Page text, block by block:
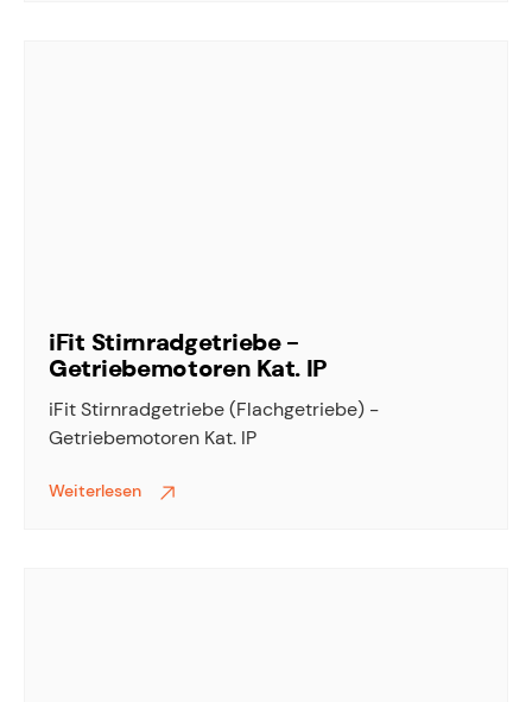
iFit Stirnradgetriebe -
Getriebemotoren Kat. IP
iFit Stirnradgetriebe (Flachgetriebe) -
Getriebemotoren Kat. IP
Weiterlesen